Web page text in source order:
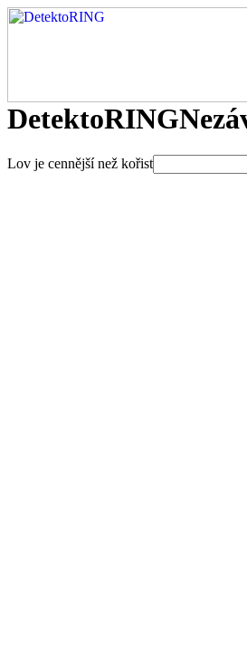
DetektoRING
Lov je cennější než kořist